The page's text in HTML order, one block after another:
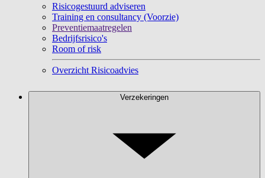
Risicogestuurd adviseren
Training en consultancy (Voorzie)
Preventiemaatregelen
Bedrijfsrisico's
Room of risk
Overzicht Risicoadvies
Verzekeringen